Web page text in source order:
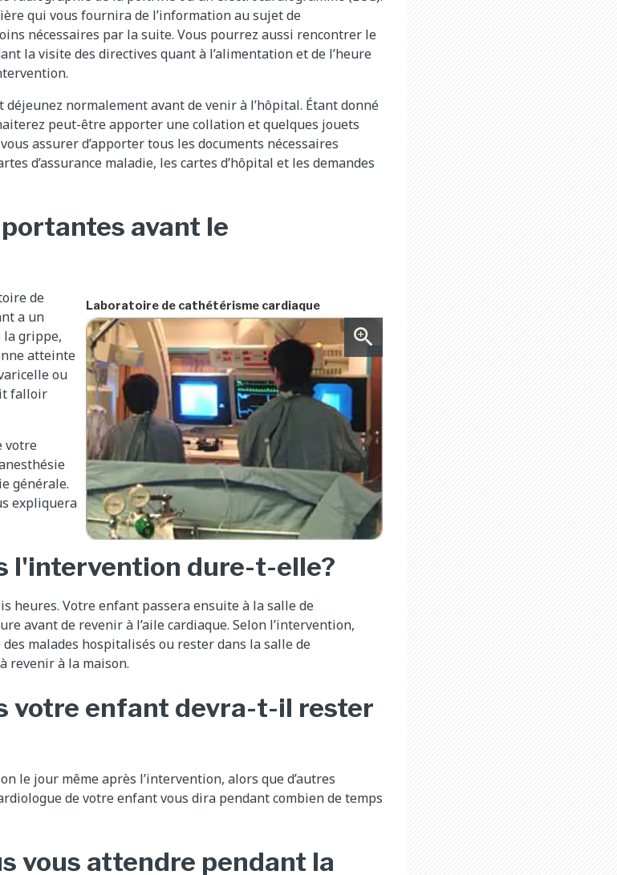
qui vous fournira de l’information au sujet de
nécessaires par la suite. Vous pourrez aussi rencontrer le
la visite des directives quant à l’alimentation et de l’heure
normalement avant de venir à l’hôpital. Étant donné
peut-être apporter une collation et quelques jouets
assurer d’apporter tous les documents nécessaires
d’assurance maladie, les cartes d’hôpital et les demandes
avant le
Laboratoire de cathétérisme cardiaque
de
a un
la grippe,
atteinte
ou
falloir
votre
générale.
expliquera
l'intervention dure-t-elle?
heures. Votre enfant passera ensuite à la salle de
avant de revenir à l’aile cardiaque. Selon l’intervention,
malades hospitalisés ou rester dans la salle de
revenir à la maison.
votre enfant devra-t-il rester
le jour même après l’intervention, alors que d’autres
de votre enfant vous dira pendant combien de temps
vous attendre pendant la